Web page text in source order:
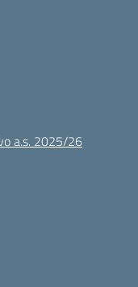
a.s. 2025/26